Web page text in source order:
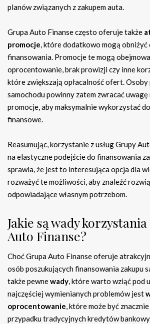
planów związanych z zakupem auta.
Grupa Auto Finanse często oferuje także
promocje, które dodatkowo mogą obniżyć
finansowania. Promocje te mogą
oprocentowanie, brak prowizji czy inne
które zwiększają opłacalność ofert. Osoby
samochodu powinny zatem zwracać
promocje, aby maksymalnie wykorzystać
finansowe.
Reasumując, korzystanie z usług Grupy
na elastyczne podejście do finansowania
sprawia, że jest to interesująca opcja dla
rozważyć te możliwości, aby znaleźć
odpowiadające własnym potrzebom.
Jakie są wady
Auto Finanse?
Choć Grupa Auto Finanse oferuje
osób poszukujących finansowania zakupu
także pewnewady, które warto wziąć pod
najczęściej wymienianych problemów jest
oprocentowanie, które może być
przypadku tradycyjnych kredytów